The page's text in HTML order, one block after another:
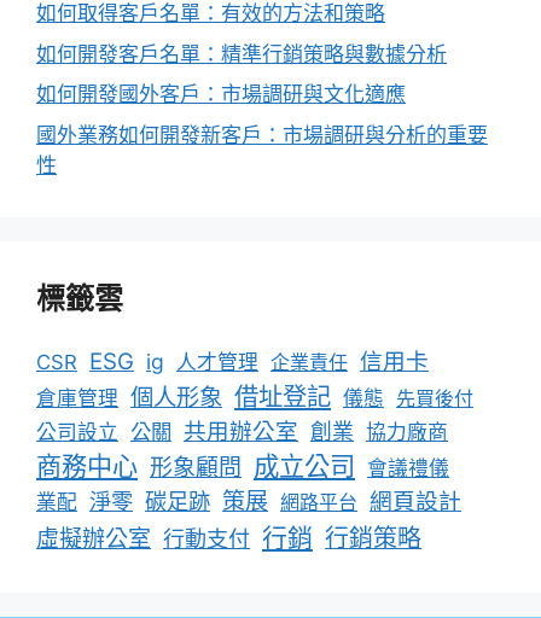
如何取得客戶名單：有效的方法和策略
如何開發客戶名單：精準行銷策略與數據分析
如何開發國外客戶：市場調研與文化適應
國外業務如何開發新客戶：市場調研與分析的重要
性
標籤雲
CSR ESG ig 人才管理 企業責任 信用卡
倉庫管理 個人形象 借址登記 儀態 先買後付
公司設立 公關 共用辦公室 創業 協力廠商
商務中心 形象顧問 成立公司
會議禮儀
業配 淨零 碳足跡 策展 網路平台 網頁設計
虛擬辦公室 行動支付 行銷 行銷策略